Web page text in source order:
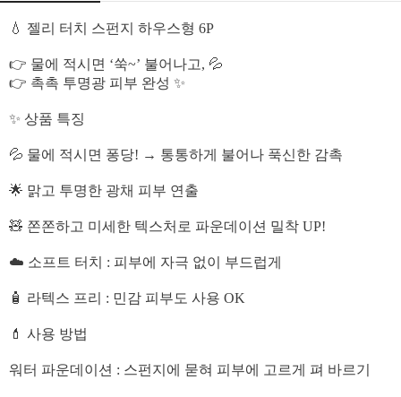
💧 젤리 터치 스펀지 하우스형 6P
👉 물에 적시면 ‘쑥~’ 불어나고, 💦
👉 촉촉 투명광 피부 완성 ✨
✨ 상품 특징
💦 물에 적시면 퐁당! → 통통하게 불어나 푹신한 감촉
🌟 맑고 투명한 광채 피부 연출
🧸 쫀쫀하고 미세한 텍스처로 파운데이션 밀착 UP!
☁️ 소프트 터치 : 피부에 자극 없이 부드럽게
🧴 라텍스 프리 : 민감 피부도 사용 OK
💄 사용 방법
워터 파운데이션 : 스펀지에 묻혀 피부에 고르게 펴 바르기